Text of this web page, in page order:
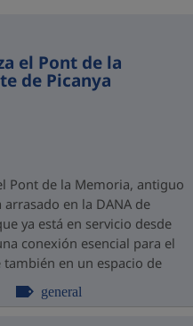
el Pont de la
de Picanya
Pont de la Memoria, antiguo
en la DANA de
ya está en servicio desde
conexión esencial para el
en un espacio de
general